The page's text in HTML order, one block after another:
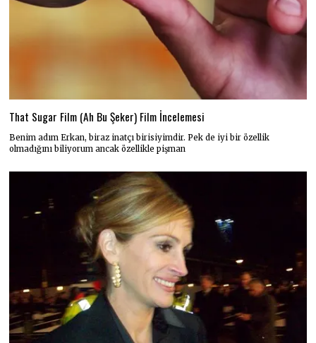
That Sugar Film (Ah Bu Şeker) Film İncelemesi
Benim adım Erkan, biraz inatçı birisiyimdir. Pek de iyi bir özellik
olmadığını biliyorum ancak özellikle pişman